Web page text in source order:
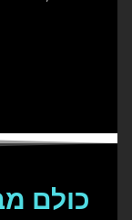
כולם